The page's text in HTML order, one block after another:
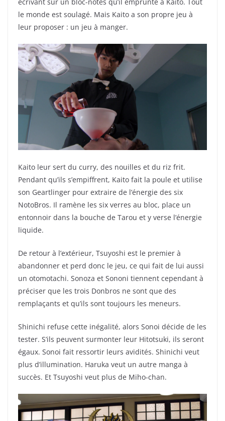
le monde est soulagé. Mais Kaito a son propre jeu à
leur proposer : un jeu à manger.
Kaito leur sert du curry, des nouilles et du riz frit.
Pendant qu’ils s’empiffrent, Kaito fait la poule et utilise
son Geartlinger pour extraire de l’énergie des six
NotoBros. Il ramène les six verres au bloc, place un
entonnoir dans la bouche de Tarou et y verse l’énergie
liquide.
De retour à l’extérieur, Tsuyoshi est le premier à
abandonner et perd donc le jeu, ce qui fait de lui aussi
un otomotachi. Sonoza et Sononi tiennent cependant à
préciser que les trois Donbros ne sont que des
remplaçants et qu’ils sont toujours les meneurs.
Shinichi refuse cette inégalité, alors Sonoi décide de les
tester. S’ils peuvent surmonter leur Hitotsuki, ils seront
égaux. Sonoi fait ressortir leurs avidités. Shinichi veut
plus d’illumination. Haruka veut un autre manga à
succès. Et Tsuyoshi veut plus de Miho-chan.